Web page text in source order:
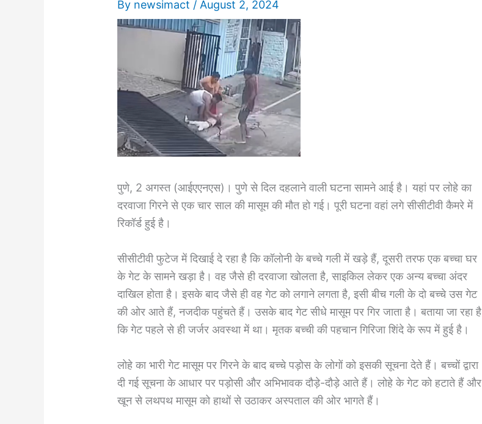
By newsimact / August 2, 2024
पुणे, 2 अगस्त (आईएएनएस)। पुणे से दिल दहलाने वाली घटना सामने आई है। यहां पर लोहे का
दरवाजा गिरने से एक चार साल की मासूम की मौत हो गई। पूरी घटना वहां लगे सीसीटीवी कैमरे में
रिकॉर्ड हुई है।
सीसीटीवी फुटेज में दिखाई दे रहा है कि कॉलोनी के बच्चे गली में खड़े हैं, दूसरी तरफ एक बच्चा घर
के गेट के सामने खड़ा है। वह जैसे ही दरवाजा खोलता है, साइकिल लेकर एक अन्य बच्चा अंदर
दाखिल होता है। इसके बाद जैसे ही वह गेट को लगाने लगता है, इसी बीच गली के दो बच्चे उस गेट
की ओर आते हैं, नजदीक पहुंचते हैं। उसके बाद गेट सीधे मासूम पर गिर जाता है। बताया जा रहा है
कि गेट पहले से ही जर्जर अवस्था में था। मृतक बच्ची की पहचान गिरिजा शिंदे के रूप में हुई है।
लोहे का भारी गेट मासूम पर गिरने के बाद बच्चे पड़ोस के लोगों को इसकी सूचना देते हैं। बच्चों द्वारा
दी गई सूचना के आधार पर पड़ोसी और अभिभावक दौड़े-दौड़े आते हैं। लोहे के गेट को हटाते हैं और
खून से लथपथ मासूम को हाथों से उठाकर अस्पताल की ओर भागते हैं।